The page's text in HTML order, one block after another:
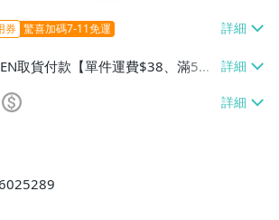
券 驚喜加碼7-11免運
取貨付款【單件運費$38、滿5件
$1298免運費】、7-ELEVEN取貨
免運費】、萊爾富取貨付款【單件
、滿5件或消費滿$1298免運
配/貨運【單件運費$120、滿5件